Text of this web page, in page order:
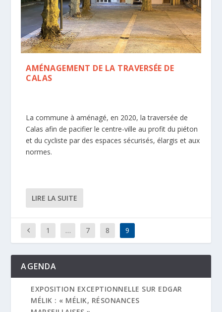
AMÉNAGEMENT DE LA TRAVERSÉE DE
CALAS
La commune à aménagé, en 2020, la traversée de
Calas afin de pacifier le centre-ville au profit du piéton
et du cycliste par des espaces sécurisés, élargis et aux
normes.
LIRE LA SUITE
1 … 7 8 9
AGENDA
EXPOSITION EXCEPTIONNELLE SUR EDGAR
MÉLIK : « MÉLIK, RÉSONANCES